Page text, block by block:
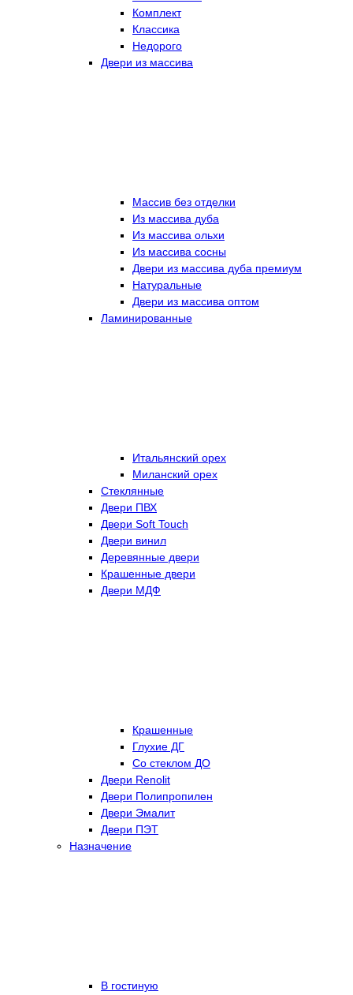
Комплект
Классика
Недорого
Двери из массива
Массив без отделки
Из массива дуба
Из массива ольхи
Из массива сосны
Двери из массива дуба премиум
Натуральные
Двери из массива оптом
Ламинированные
Итальянский орех
Миланский орех
Стеклянные
Двери ПВХ
Двери Soft Touch
Двери винил
Деревянные двери
Крашенные двери
Двери МДФ
Крашенные
Глухие ДГ
Со стеклом ДО
Двери Renolit
Двери Полипропилен
Двери Эмалит
Двери ПЭТ
Назначение
В гостиную